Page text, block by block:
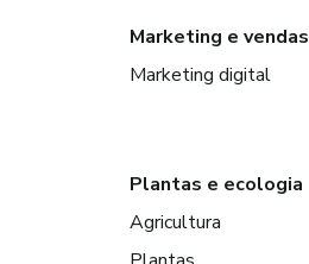
Marketing e vendas
Marketing digital
Plantas e ecologia
Agricultura